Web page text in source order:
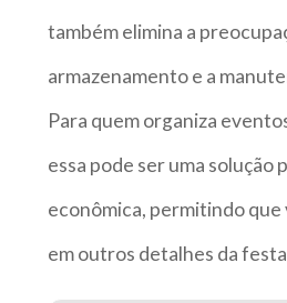
também elimina a
armazenamento e a
Para quem organiza
essa pode ser uma solução
econômica, permitindo
em outros detalhes da